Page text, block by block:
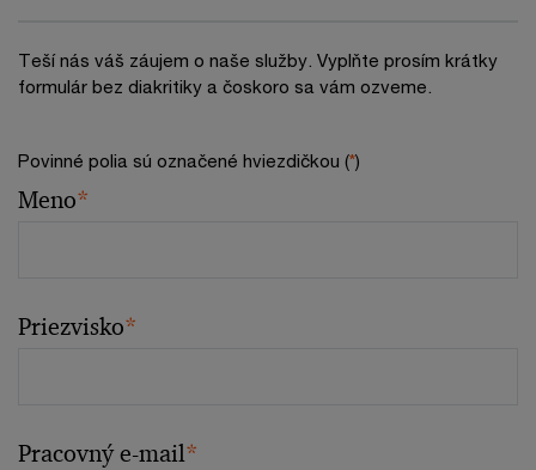
Teší nás váš záujem o naše služby. Vyplňte prosím krátky
formulár bez diakritiky a čoskoro sa vám ozveme.
Povinné polia sú označené hviezdičkou (*)
Meno*
Priezvisko*
Pracovný e-mail*